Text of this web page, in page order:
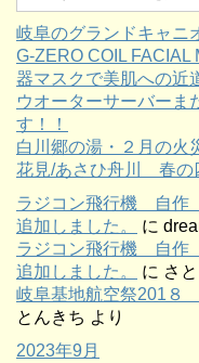
岐阜のグランドキャニ
G-ZERO COIL
器マスクで美肌への近
ウオーターサーバーま
す！！
白川郷の湯・２月の火
花見/あさひ舟川 春の
ラジコン飛行機 自作
追加しました。
に
ラジコン飛行機 自作
追加しました。
に さ
岐阜基地航空祭201
とんきち より
2023年9月